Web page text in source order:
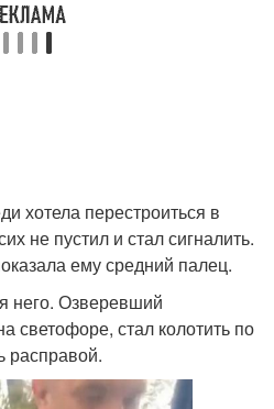
хотела перестроиться в
не пустил и стал сигналить.
ему средний палец.
него. Озверевший
светофоре, стал колотить по
расправой.